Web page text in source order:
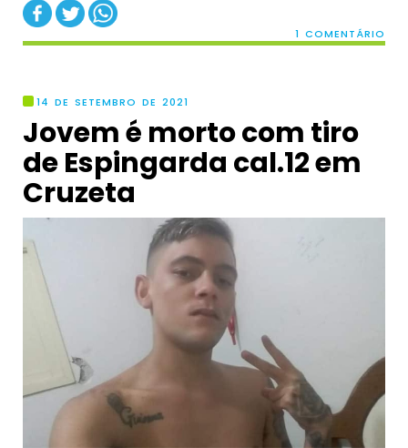
1 COMENTÁRIO
14 DE SETEMBRO DE 2021
Jovem é morto com tiro
de Espingarda cal.12 em
Cruzeta